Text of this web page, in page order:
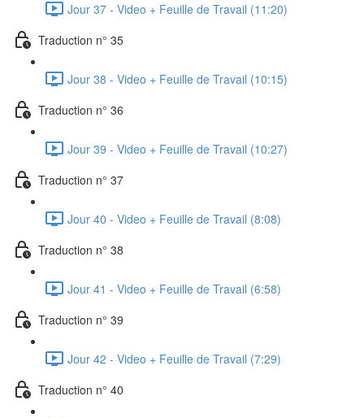
Jour 37 - Video + Feuille de Travail (11:20)
Traduction n° 35
Jour 38 - Video + Feuille de Travail (10:15)
Traduction n° 36
Jour 39 - Video + Feuille de Travail (10:27)
Traduction n° 37
Jour 40 - Video + Feuille de Travail (8:08)
Traduction n° 38
Jour 41 - Video + Feuille de Travail (6:58)
Traduction n° 39
Jour 42 - Video + Feuille de Travail (7:29)
Traduction n° 40